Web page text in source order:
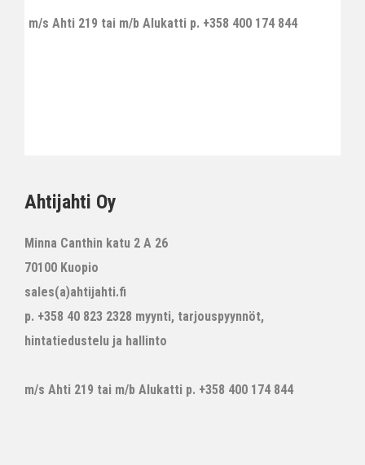
m/s Ahti 219 tai m/b Alukatti p. +358 400 174 844
Ahtijahti Oy
Minna Canthin katu 2 A 26
70100 Kuopio
sales(a)ahtijahti.fi
p. +358 40 823 2328 myynti, tarjouspyynnöt,
hintatiedustelu ja hallinto
m/s Ahti 219 tai m/b Alukatti p. +358 400 174 844